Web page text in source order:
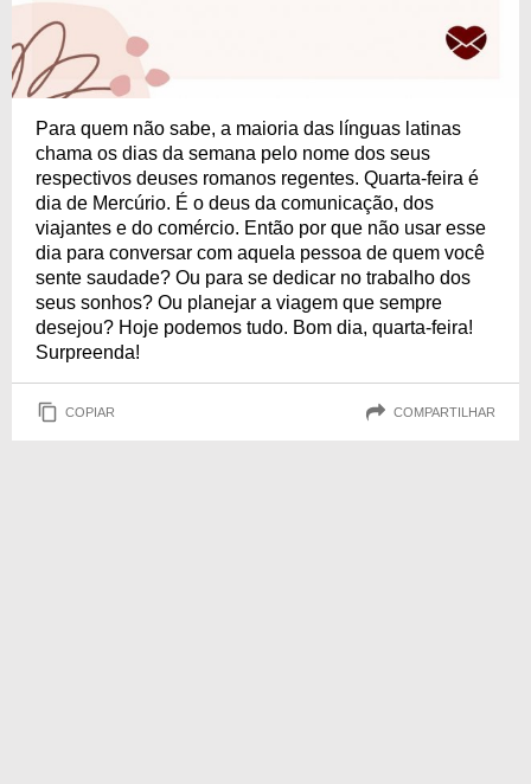
Para quem não sabe, a maioria das línguas latinas
chama os dias da semana pelo nome dos seus
respectivos deuses romanos regentes. Quarta-feira é
dia de Mercúrio. É o deus da comunicação, dos
viajantes e do comércio. Então por que não usar esse
dia para conversar com aquela pessoa de quem você
sente saudade? Ou para se dedicar no trabalho dos
seus sonhos? Ou planejar a viagem que sempre
desejou? Hoje podemos tudo. Bom dia, quarta-feira!
Surpreenda!
COPIAR COMPARTILHAR